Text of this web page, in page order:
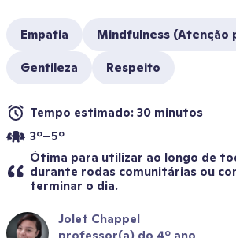
Empatia Mindfulness (Atenção
Gentileza Respeito
Tempo estimado: 30 minutos
3º–5º
Ótima para utilizar ao longo de
durante rodas comunitárias ou
terminar o dia.
Jolet Chappel